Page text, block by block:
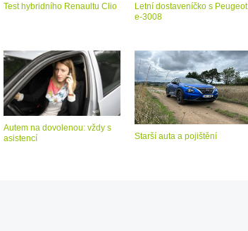
Test hybridního Renaultu Clio
Letní dostaveníčko s Peugeot
e-3008
Autem na dovolenou: vždy s
asistencí
Starší auta a pojištění